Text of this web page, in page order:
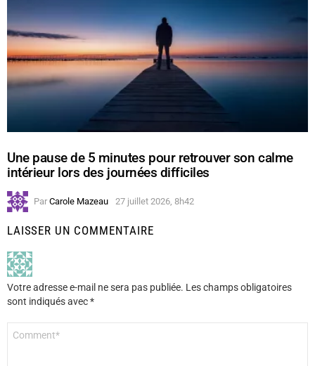
Une pause de 5 minutes pour retrouver son calme
intérieur lors des journées difficiles
Par Carole Mazeau 27 juillet 2026, 8h42
LAISSER UN COMMENTAIRE
Votre adresse e-mail ne sera pas publiée. Les champs obligatoires
sont indiqués avec*